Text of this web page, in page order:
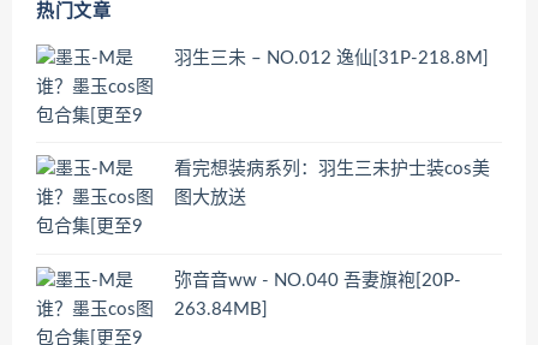
热门文章
羽生三未 – NO.012 逸仙[31P-218.8M]
看完想装病系列：羽生三未护士装cos美
图大放送
弥音音ww - NO.040 吾妻旗袍[20P-
263.84MB]